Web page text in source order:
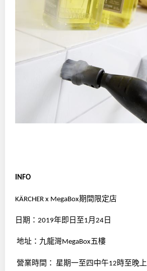
INFO
KÄRCHER x MegaBox期間限定店
日期： 2019年即日至1月24日
地址：九龍灣MegaBox五樓
營業時間： 星期一至四中午12時至晚上